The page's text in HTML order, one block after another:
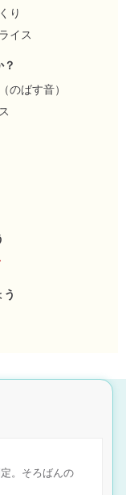
り
ライス
のばす音）
。そろばんの